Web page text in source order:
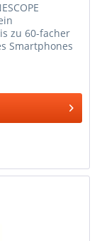
zu 60-facher
Smartphones